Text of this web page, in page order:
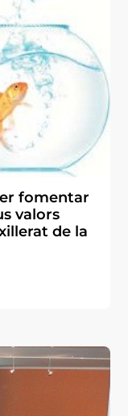
fomentar
valors
de la